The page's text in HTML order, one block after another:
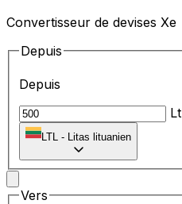
Convertisseur de devises Xe
Depuis
Depuis
Lt
LTL - Litas lituanien
Vers